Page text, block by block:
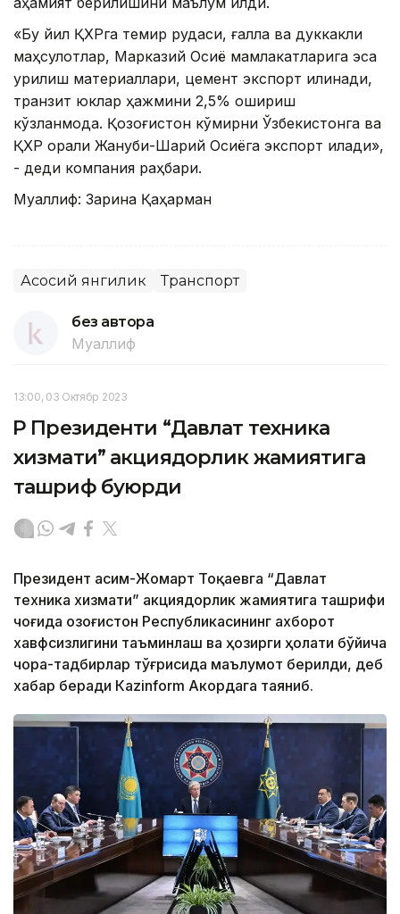
«Бу йил ҚХРга темир рудаси, ғалла ва дуккакли
маҳсулотлар, Марказий Осиё мамлакатларига эса
қурилиш материаллари, цемент экспорт қилинади,
транзит юклар ҳажмини 2,5% ошириш
кўзланмоқда. Қозоғистон кўмирни Ўзбекистонга ва
ҚХР орқали Жануби-Шарқий Осиёга экспорт қилади»,
- деди компания раҳбари.
Муаллиф: Зарина Қаҳарман
Асосий янгилик Транспорт
без автора
Муаллиф
13:00, 03 Октябр 2023
ҚР Президенти “Давлат техника
хизмати” акциядорлик жамиятига
ташриф буюрди
Президент Қасим-Жомарт Тоқаевга “Давлат
техника хизмати” акциядорлик жамиятига ташрифи
чоғида Қозоғистон Республикасининг ахборот
хавфсизлигини таъминлаш ва ҳозирги ҳолати бўйича
чора-тадбирлар тўғрисида маълумот берилди, деб
хабар беради Каzinform Акордага таяниб.